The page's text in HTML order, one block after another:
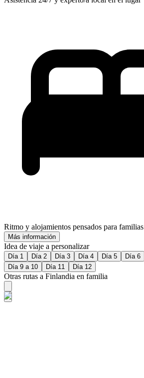
Ritmo y alojamientos pensados para familias
Más información
Idea de viaje a personalizar
Día 1 Día 2 Día 3 Día 4 Día 5 Día 6
Día 9 a 10
Día 11 Día 12
Otras rutas a Finlandia en familia